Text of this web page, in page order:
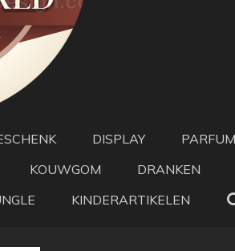
DISPLAY PARFUM
KOUWGOM DRANKEN
KINDERARTIKELEN